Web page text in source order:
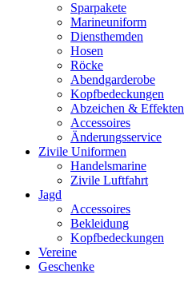
Sparpakete
Marineuniform
Diensthemden
Hosen
Röcke
Abendgarderobe
Kopfbedeckungen
Abzeichen & Effekten
Accessoires
Änderungsservice
Zivile Uniformen
Handelsmarine
Zivile Luftfahrt
Jagd
Accessoires
Bekleidung
Kopfbedeckungen
Vereine
Geschenke